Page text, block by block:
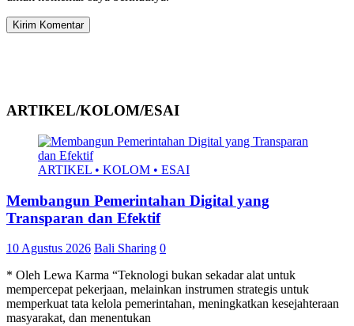
ARTIKEL/KOLOM/ESAI
ARTIKEL • KOLOM • ESAI
Membangun Pemerintahan Digital yang
Transparan dan Efektif
10 Agustus 2026 Bali Sharing 0
* Oleh Lewa Karma “Teknologi bukan sekadar alat untuk
mempercepat pekerjaan, melainkan instrumen strategis untuk
memperkuat tata kelola pemerintahan, meningkatkan kesejahteraan
masyarakat, dan menentukan